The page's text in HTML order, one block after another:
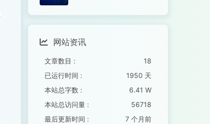
网站资讯
文章数目 :
18
已运行时间 :
1950 天
本站总字数 :
6.41 W
本站总访问量 :
56718
最后更新时间 :
7 个月前